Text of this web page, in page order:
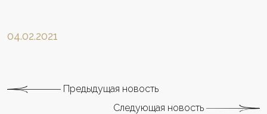
04.02.2021
Предыдущая новость
Следующая новость